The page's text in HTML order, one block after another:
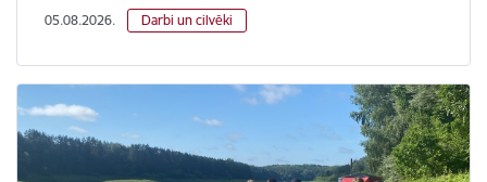
05.08.2026. Darbi un cilvēki